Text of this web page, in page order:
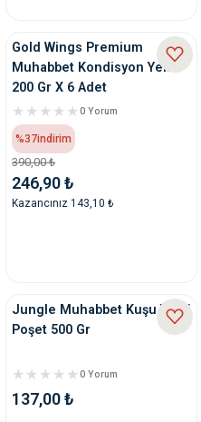
Su Kabları
Kemikleri
Seyahat Ürünleri
Gold Wings Premium
Muhabbet Kondisyon Yemi
200 Gr X 6 Adet
0 Yorum
%37indirim
390,00 ₺
246,90 ₺
Kazancınız 143,10 ₺
Jungle Muhabbet Kuşu Yemi
Poşet 500 Gr
0 Yorum
137,00 ₺